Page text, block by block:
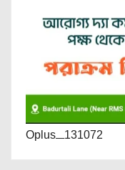
Oplus_131072